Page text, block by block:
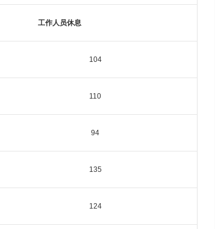
工作人员休息
104
110
94
135
124